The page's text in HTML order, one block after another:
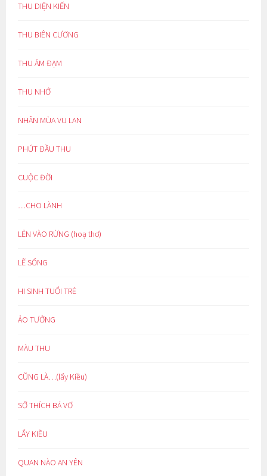
THU DIỆN KIẾN
THU BIÊN CƯƠNG
THU ẢM ĐẠM
THU NHỚ
NHÂN MÙA VU LAN
PHÚT ĐẦU THU
CUỘC ĐỜI
…CHO LÀNH
LẺN VÀO RỪNG (hoạ thơ)
LẼ SỐNG
HI SINH TUỔI TRẺ
ẢO TƯỞNG
MÀU THU
CŨNG LÀ…(lẩy Kiều)
SỞ THÍCH BÁ VƠ
LẨY KIỀU
QUAN NÀO AN YÊN